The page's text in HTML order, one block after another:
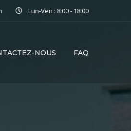
Lun-Ven : 8:00 - 18:00
NOUS FAQ